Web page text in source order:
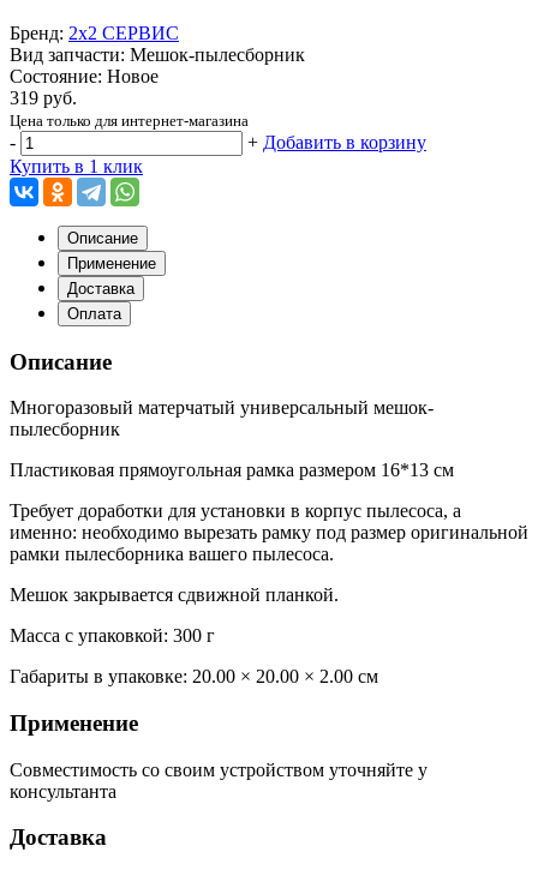
Бренд: 2x2 СЕРВИС
Вид запчасти: Мешок-пылесборник
Состояние: Новое
319 руб.
Цена только для интернет-магазина
- + Добавить в корзину
Купить в 1 клик
Описание
Применение
Доставка
Оплата
Описание
Многоразовый матерчатый универсальный мешок-
пылесборник
Пластиковая прямоугольная рамка размером 16*13 см
Требует доработки для установки в корпус пылесоса, а
именно: необходимо вырезать рамку под размер оригинальной
рамки пылесборника вашего пылесоса.
Мешок закрывается сдвижной планкой.
Масса с упаковкой: 300 г
Габариты в упаковке: 20.00 × 20.00 × 2.00 см
Применение
Совместимость со своим устройством уточняйте у
консультанта
Доставка